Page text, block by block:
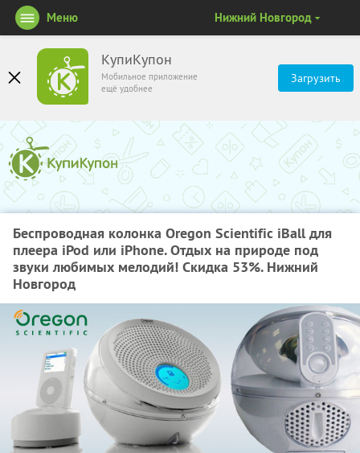
КупиКупон
Мобильное приложение
ещё удобнее
Загрузить
Меню Нижний Новгород
Беспроводная колонка Oregon Scientific iBall для
плеера iPod или iPhone. Отдых на природе под
звуки любимых мелодий! Скидка 53%. Нижний
Новгород